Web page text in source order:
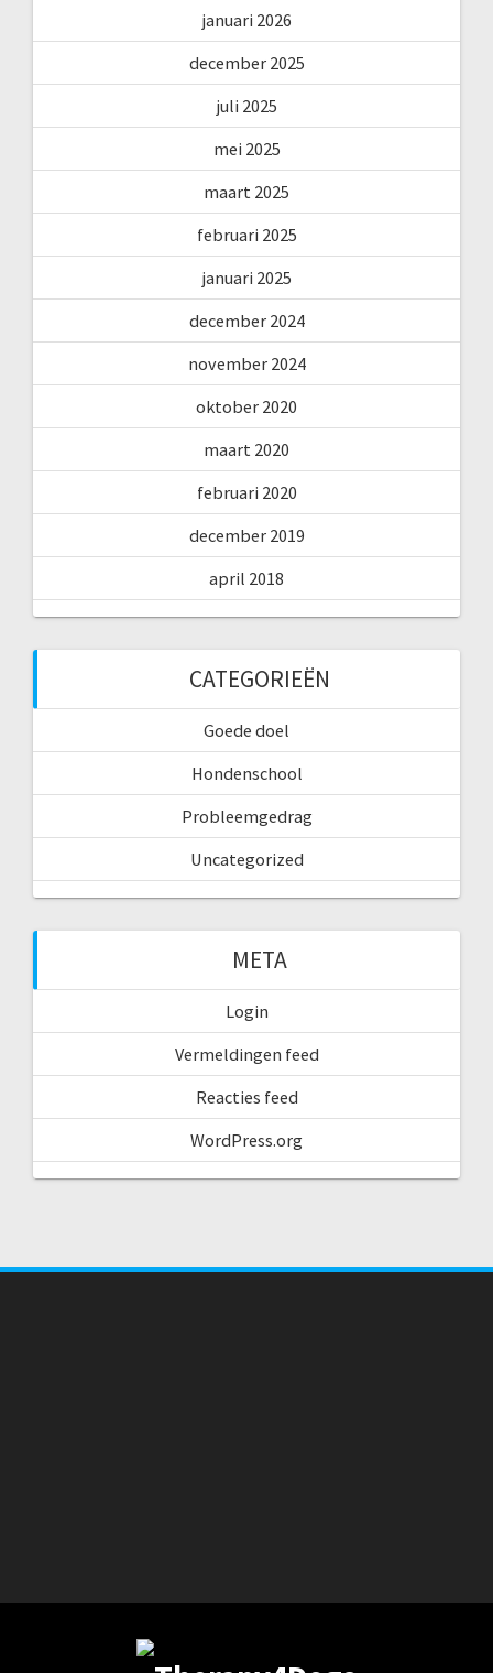
januari 2026
december 2025
juli 2025
mei 2025
maart 2025
februari 2025
januari 2025
december 2024
november 2024
oktober 2020
maart 2020
februari 2020
december 2019
april 2018
CATEGORIEËN
Goede doel
Hondenschool
Probleemgedrag
Uncategorized
META
Login
Vermeldingen feed
Reacties feed
WordPress.org